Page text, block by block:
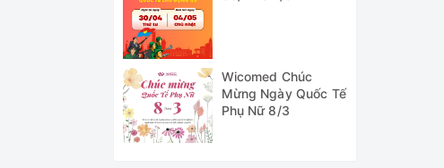
Wicomed Chúc
Mừng Ngày Quốc Tế
Phụ Nữ 8/3